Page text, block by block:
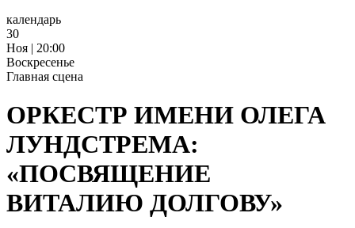
календарь
30
Ноя | 20:00
Воскресенье
Главная сцена
ОРКЕСТР ИМЕНИ ОЛЕГА
ЛУНДСТРЕМА:
«ПОСВЯЩЕНИЕ
ВИТАЛИЮ ДОЛГОВУ»